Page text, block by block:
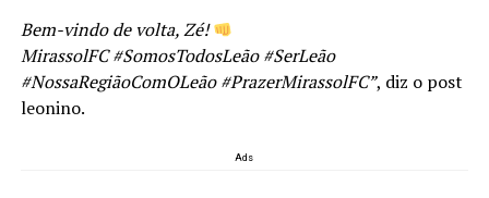
Bem-vindo de volta, Zé!
MirassolFC #SomosTodosLeão #SerLeão
#NossaRegiãoComOLeão #PrazerMirassolFC”, diz o post
leonino.
Ads